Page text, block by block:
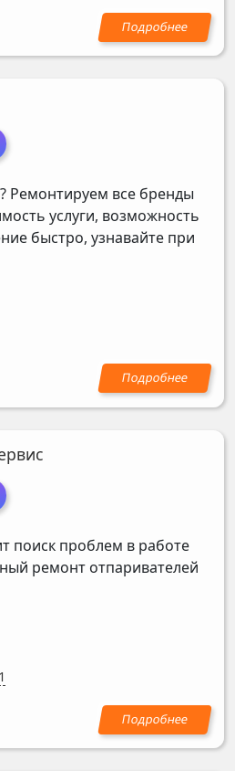
Ремонтируем все бренды
услуги, возможность
быстро, узнавайте при
поиск проблем в работе
ремонт отпаривателей